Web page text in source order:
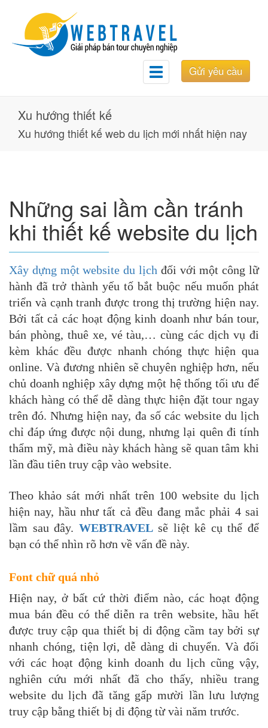
Gửi yêu cầu
Toggle
navigation
Xu hướng thiết kế
Xu hướng thiết kế web du lịch mới nhất hiện nay
Những sai lầm cần tránh
khi thiết kế website du lịch
Xây dựng mộtwebsite du lịch đối với một công lữ
hành đã trở thành yếu tố bắt buộc nếu muốn phát
triển và cạnh tranh được trong thị trường hiện nay.
Bởi tất cả các hoạt động kinh doanh như bán tour,
bán phòng, thuê xe, vé tàu,… cùng các dịch vụ đi
kèm khác đều được nhanh chóng thực hiện qua
online. Và đương nhiên sẽ chuyên nghiệp hơn, nếu
chủ doanh nghiệp xây dựng một hệ thống tối ưu để
khách hàng có thể dễ dàng thực hiện đặt tour ngay
trên đó. Nhưng hiện nay, đa số các website du lịch
chỉ đáp ứng được nội dung, nhưng lại quên đi tính
thẩm mỹ, mà điều này khách hàng sẽ quan tâm khi
lần đầu tiên truy cập vào website.
Theo khảo sát mới nhất trên 100 website du lịch
hiện nay, hầu như tất cả đều đang mắc phải 4 sai
lầm sau đây. WEBTRAVELsẽ liệt kê cụ thể để
bạn có thể nhìn rõ hơn về vấn đề này.
Font chữ quá nhỏ
Hiện nay, ở bất cứ thời điểm nào, các hoạt động
mua bán đều có thể diễn ra trên website, hầu hết
được truy cập qua thiết bị di động cầm tay bởi sự
nhanh chóng, tiện lợi, dễ dàng di chuyển. Và đối
với các hoạt động kinh doanh du lịch cũng vậy,
nghiên cứu mới nhất đã cho thấy, nhiều trang
website du lịch đã tăng gấp mười lần lưu lượng
truy cập bằng thiết bị di động từ vài năm trước.